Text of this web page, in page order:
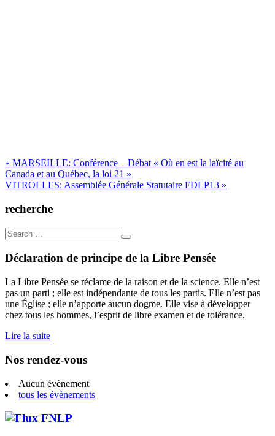
Navigation
de
« MARSEILLE: Conférence – Débat « Où en est la laïcité au
Canada et au Québec, la loi 21 »
VITROLLES: Assemblée Générale Statutaire FDLP13 »
recherche
Search
for:
Déclaration de principe de la Libre Pensée
La Libre Pensée se réclame de la raison et de la science. Elle n’est
pas un parti ; elle est indépendante de tous les partis. Elle n’est pas
une Église ; elle n’apporte aucun dogme. Elle vise à développer
chez tous les hommes, l’esprit de libre examen et de tolérance.
Lire la suite
Nos rendez-vous
Aucun évènement
tous les évènements
FNLP